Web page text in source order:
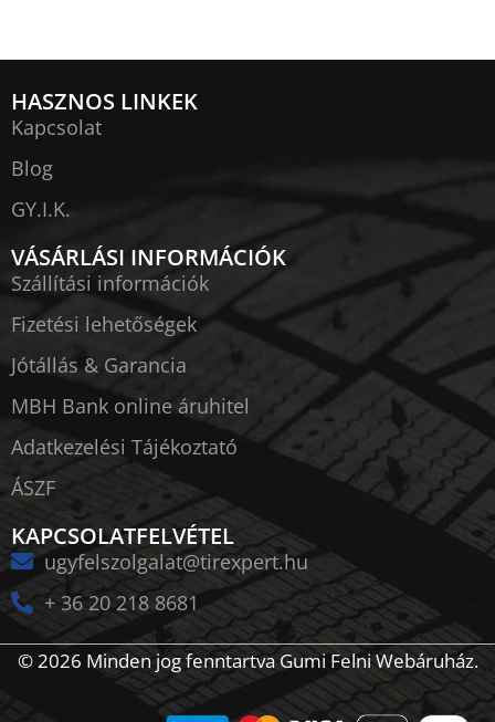
HASZNOS LINKEK
Kapcsolat
Blog
GY.I.K.
VÁSÁRLÁSI INFORMÁCIÓK
Szállítási információk
Fizetési lehetőségek
Jótállás & Garancia
MBH Bank online áruhitel
Adatkezelési Tájékoztató
ÁSZF
KAPCSOLATFELVÉTEL
ugyfelszolgalat@tirexpert.hu
+ 36 20 218 8681
© 2026 Minden jog fenntartva Gumi Felni Webáruház.